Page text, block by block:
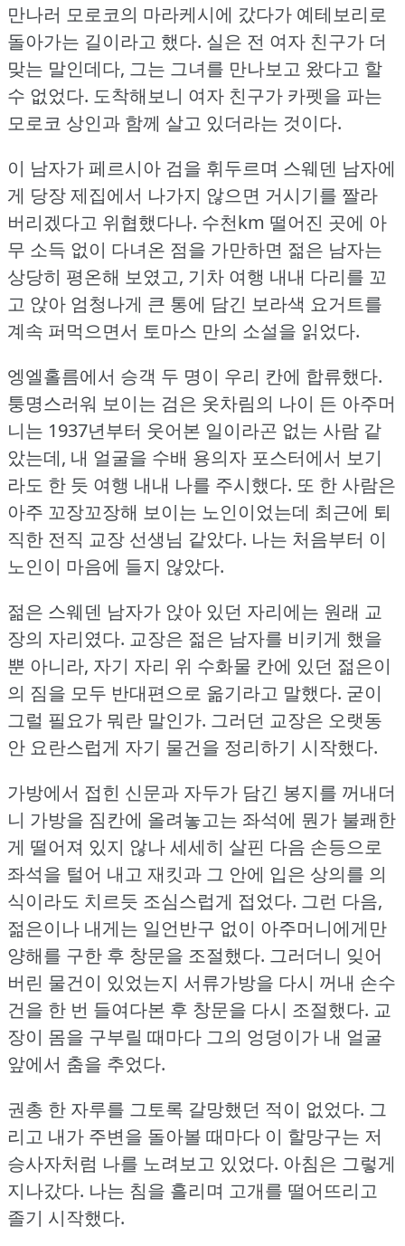
만나러 모로코의 마라케시에 갔다가 예테보리로
돌아가는 길이라고 했다. 실은 전 여자 친구가 더
맞는 말인데다, 그는 그녀를 만나보고 왔다고 할
수 없었다. 도착해보니 여자 친구가 카펫을 파는
모로코 상인과 함께 살고 있더라는 것이다.
이 남자가 페르시아 검을 휘두르며 스웨덴 남자에
게 당장 제집에서 나가지 않으면 거시기를 짤라
버리겠다고 위협했다나. 수천km 떨어진 곳에 아
무 소득 없이 다녀온 점을 가만하면 젊은 남자는
상당히 평온해 보였고, 기차 여행 내내 다리를 꼬
고 앉아 엄청나게 큰 통에 담긴 보라색 요거트를
계속 퍼먹으면서 토마스 만의 소설을 읽었다.
엥엘홀름에서 승객 두 명이 우리 칸에 합류했다.
퉁명스러워 보이는 검은 옷차림의 나이 든 아주머
니는 1937년부터 웃어본 일이라곤 없는 사람 같
았는데, 내 얼굴을 수배 용의자 포스터에서 보기
라도 한 듯 여행 내내 나를 주시했다. 또 한 사람은
아주 꼬장꼬장해 보이는 노인이었는데 최근에 퇴
직한 전직 교장 선생님 같았다. 나는 처음부터 이
노인이 마음에 들지 않았다.
젊은 스웨덴 남자가 앉아 있던 자리에는 원래 교
장의 자리였다. 교장은 젊은 남자를 비키게 했을
뿐 아니라, 자기 자리 위 수화물 칸에 있던 젊은이
의 짐을 모두 반대편으로 옮기라고 말했다. 굳이
그럴 필요가 뭐란 말인가. 그러던 교장은 오랫동
안 요란스럽게 자기 물건을 정리하기 시작했다.
가방에서 접힌 신문과 자두가 담긴 봉지를 꺼내더
니 가방을 짐칸에 올려놓고는 좌석에 뭔가 불쾌한
게 떨어져 있지 않나 세세히 살핀 다음 손등으로
좌석을 털어 내고 재킷과 그 안에 입은 상의를 의
식이라도 치르듯 조심스럽게 접었다. 그런 다음,
젊은이나 내게는 일언반구 없이 아주머니에게만
양해를 구한 후 창문을 조절했다. 그러더니 잊어
버린 물건이 있었는지 서류가방을 다시 꺼내 손수
건을 한 번 들여다본 후 창문을 다시 조절했다. 교
장이 몸을 구부릴 때마다 그의 엉덩이가 내 얼굴
앞에서 춤을 추었다.
권총 한 자루를 그토록 갈망했던 적이 없었다. 그
리고 내가 주변을 돌아볼 때마다 이 할망구는 저
승사자처럼 나를 노려보고 있었다. 아침은 그렇게
지나갔다. 나는 침을 흘리며 고개를 떨어뜨리고
졸기 시작했다.